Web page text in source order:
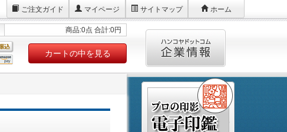
ご注文ガイド マイページ サイトマップ ホーム
商品:0点 合計:0円
カートの中を見る